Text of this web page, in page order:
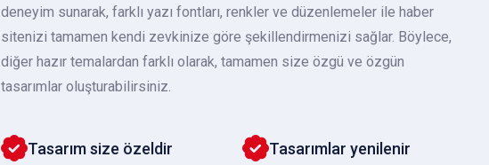
deneyim sunarak, farklı yazı fontları, renkler ve düzenlemeler ile haber
sitenizi tamamen kendi zevkinize göre şekillendirmenizi sağlar. Böylece,
diğer hazır temalardan farklı olarak, tamamen size özgü ve özgün
tasarımlar oluşturabilirsiniz.
Tasarım size özeldir Tasarımlar yenilenir